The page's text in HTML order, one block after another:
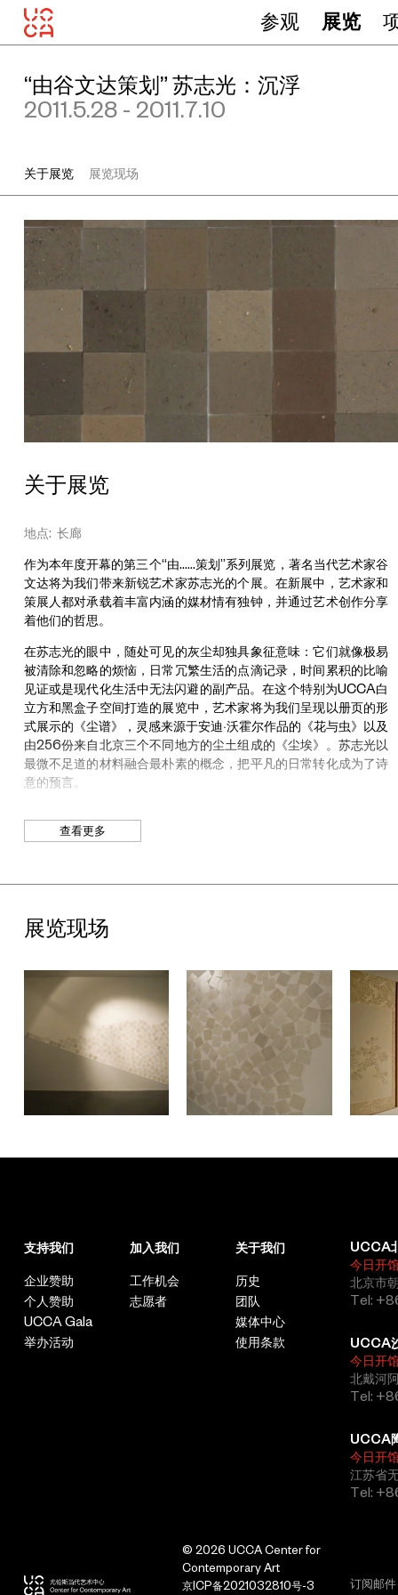
参观 展览
“由谷文达策划” 苏志光：沉浮
2011.5.28 - 2011.7.10
关于展览 展览现场
关于展览
地点: 长廊
作为本年度开幕的第三个“由……策划”系列展览，著名当代艺术家谷
文达将为我们带来新锐艺术家苏志光的个展。在新展中，艺术家和
策展人都对承载着丰富内涵的媒材情有独钟，并通过艺术创作分享
着他们的哲思。
在苏志光的眼中，随处可见的灰尘却独具象征意味：它们就像极易
被清除和忽略的烦恼，日常冗繁生活的点滴记录，时间累积的比喻
见证或是现代化生活中无法闪避的副产品。在这个特别为UCCA白
立方和黑盒子空间打造的展览中，艺术家将为我们呈现以册页的形
式展示的《尘谱》，灵感来源于安迪·沃霍尔作品的《花与虫》以及
由256份来自北京三个不同地方的尘土组成的《尘埃》。苏志光以
最微不足道的材料融合最朴素的概念，把平凡的日常转化成为了诗
意的预言。
新闻稿。查看更多
展览现场
支持我们
企业赞助
个人赞助
UCCA Gala
举办活动
加入我们
工作机会
志愿者
关于我们
历史
团队
媒体中心
使用条款
UCCA
今日开
北京市
Tel:
UCCA
今日开
北戴河
Tel:
UCCA
今日开
江苏省
Tel:
© 2026 UCCA Center for
Contemporary Art
京ICP备2021032810号-3